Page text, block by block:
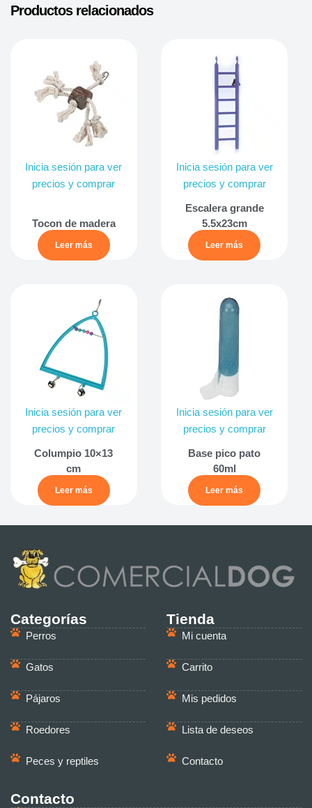
Productos relacionados
Inicia sesión para ver
precios y comprar
Tocon de madera
Leer más
Inicia sesión para ver
precios y comprar
Escalera grande
5.5x23cm
Leer más
Inicia sesión para ver
precios y comprar
Columpio 10×13
cm
Leer más
Inicia sesión para ver
precios y comprar
Base pico pato
60ml
Leer más
Categorías
Perros
Gatos
Pájaros
Roedores
Peces y reptiles
Tienda
Mi cuenta
Carrito
Mis pedidos
Lista de deseos
Contacto
Contacto